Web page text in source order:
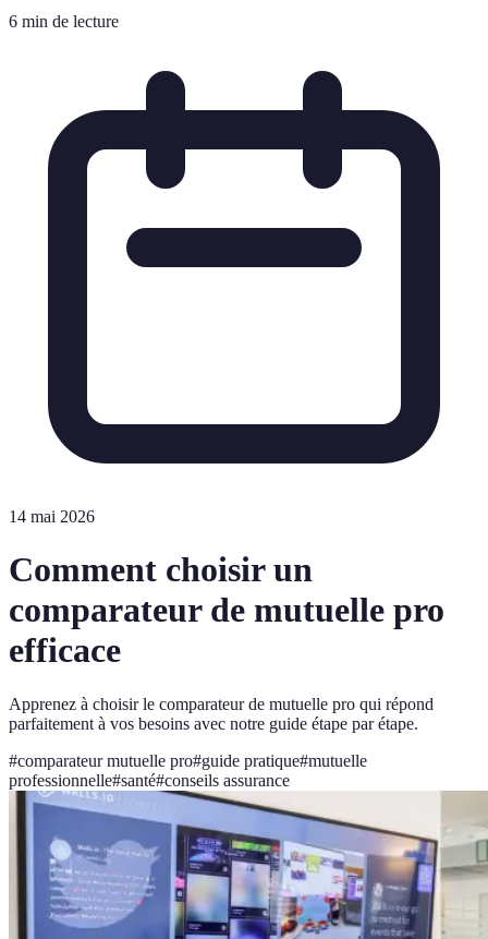
6 min de lecture
14 mai 2026
Comment choisir un
comparateur de mutuelle pro
efficace
Apprenez à choisir le comparateur de mutuelle pro qui répond
parfaitement à vos besoins avec notre guide étape par étape.
#comparateur mutuelle pro#guide pratique#mutuelle
professionnelle#santé#conseils assurance